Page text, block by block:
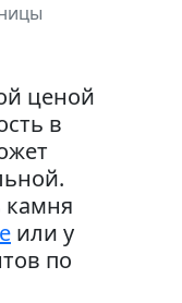
ценой
в
камня
или у
по